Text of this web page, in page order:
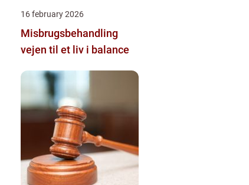
16 february 2026
Misbrugsbehandling
vejen til et liv i balance